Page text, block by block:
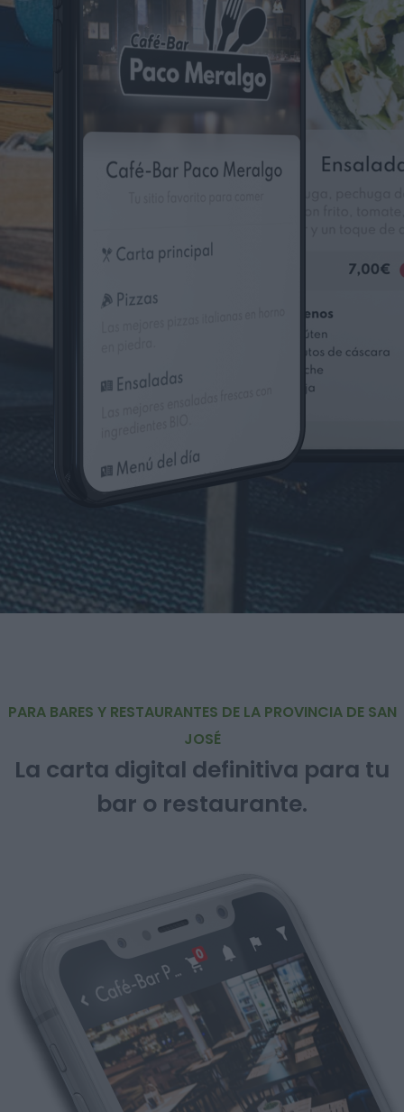
PARA BARES Y RESTAURANTES DE LA PROVINCIA DE SAN
JOSÉ
La carta digital definitiva para tu
bar o restaurante.